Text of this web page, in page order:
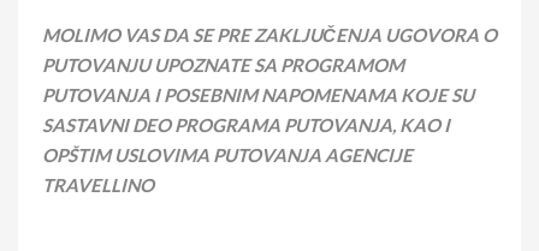
MOLIMO VAS DA SE PRE ZAKLJUČENJA UGOVORA O
PUTOVANJU UPOZNATE SA PROGRAMOM
PUTOVANJA I POSEBNIM NAPOMENAMA KOJE SU
SASTAVNI DEO PROGRAMA PUTOVANJA, KAO I
OPŠTIM USLOVIMA PUTOVANJA AGENCIJE
TRAVELLINO